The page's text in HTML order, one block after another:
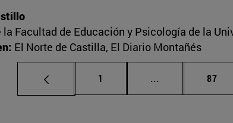
la Facultad de Educación y Psicología de la
El Norte de Castilla, El Diario Montañés
Página
1 ... Páginas Página
87